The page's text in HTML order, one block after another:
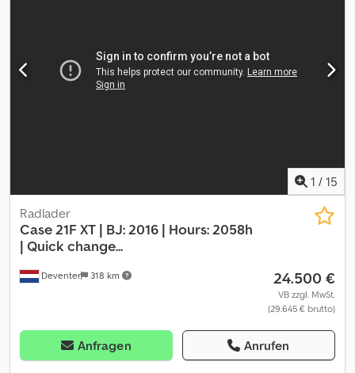
6Betriebsstunden: 8640Erstzulassung: 06.1997Fabrikat:
MichelinFrontkraftheber: jaFrontzapfwelle: jaGeschwindigkeit: 40
km/hHeizung: jaLuft. Sitz: jaOberlenker: mechanischReifen-h:
1 / 15
Deventer 318 km
Radlader
Case21F XT | BJ: 2016 | Hours: 2058h
| Quick change...
24.500 €
VB zzgl. MwSt.
(29.645 € brutto)
Anfragen Anrufen